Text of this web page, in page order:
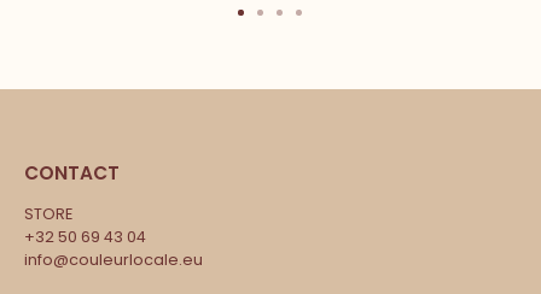
CONTACT
STORE
+32 50 69 43 04
info@couleurlocale.eu